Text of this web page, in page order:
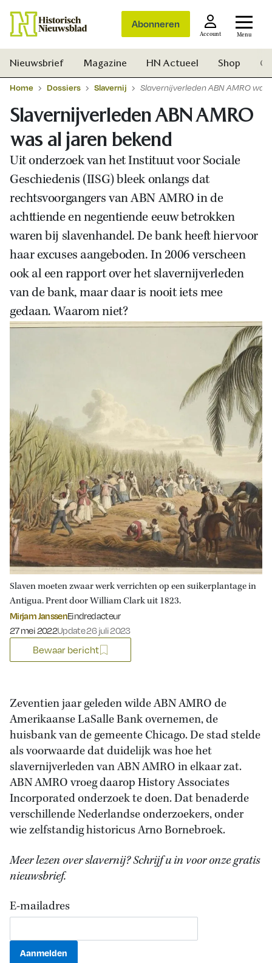
Abonneren
Account Menu
Zoek
Nieuwsbrief Magazine HN Actueel Shop
Home Dossiers Slavernij Slavernijverleden ABN AMRO
Slavernijverleden ABN AMRO
was al jaren bekend
Uit onderzoek van het Instituut voor Sociale
Geschiedenis (IISG) bleek onlangs dat
rechtsvoorgangers van ABN AMRO in de
achttiende en negentiende eeuw betrokken
waren bij slavenhandel. De bank heeft hiervoor
haar excuses aangeboden. In 2006 verscheen
ook al een rapport over het slavernijverleden
van de bank, maar daar is nooit iets mee
gedaan. Waarom niet?
Slaven moeten zwaar werk verrichten op een suikerplantage in
Antigua. Prent door William Clark uit 1823.
Mirjam JanssenEindredacteur
Gepubliceerd op:
27 mei 2022Update 26 juli 2023
Bewaar bericht
Zeventien jaar geleden wilde ABN AMRO de
Amerikaanse LaSalle Bank overnemen, de
huisbank van de gemeente Chicago. De stad stelde
als voorwaarde dat duidelijk was hoe het
slavernijverleden van ABN AMRO in elkaar zat.
ABN AMRO vroeg daarop History Associates
Incorporated onderzoek te doen. Dat benaderde
verschillende Nederlandse onderzoekers, onder
wie zelfstandig historicus Arno Bornebroek.
Meer lezen over slavernij? Schrijf u in voor onze gratis
nieuwsbrief.
E-mailadres